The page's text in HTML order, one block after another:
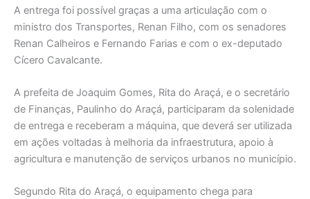
A entrega foi possível graças a uma articulação com o
ministro dos Transportes, Renan Filho, com os senadores
Renan Calheiros e Fernando Farias e com o ex-deputado
Cícero Cavalcante.
A prefeita de Joaquim Gomes, Rita do Araçá, e o secretário
de Finanças, Paulinho do Araçá, participaram da solenidade
de entrega e receberam a máquina, que deverá ser utilizada
em ações voltadas à melhoria da infraestrutura, apoio à
agricultura e manutenção de serviços urbanos no município.
Segundo Rita do Araçá, o equipamento chega para